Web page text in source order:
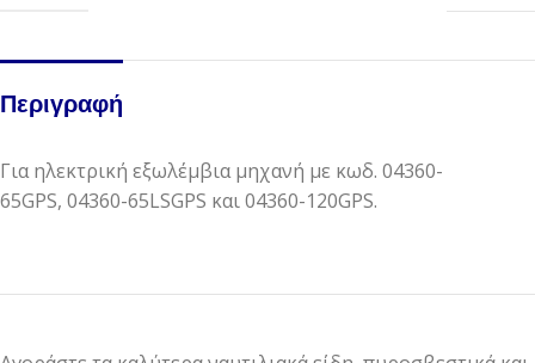
Περιγραφή
Για ηλεκτρική εξωλέμβια μηχανή με κωδ. 04360-
65GPS, 04360-65LSGPS και 04360-120GPS.